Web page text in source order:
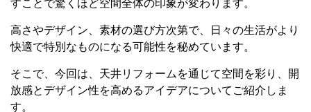
すことで驚くほど空間全体の印象が変わります。
高さやデザイン、素材の選び方次第で、日々の生活がより
快適で特別なものになる可能性を秘めています。
そこで、今回は、天井リフォームを通じて空間を彩り、開
放感とデザイン性を高めるアイデアについてご紹介しま
す。